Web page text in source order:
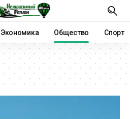
Экономика Общество Спорт